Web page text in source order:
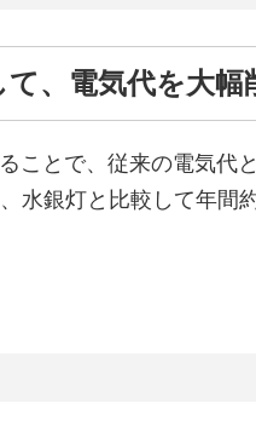
、電気代を大幅
ことで、従来の電気代
水銀灯と比較して年間